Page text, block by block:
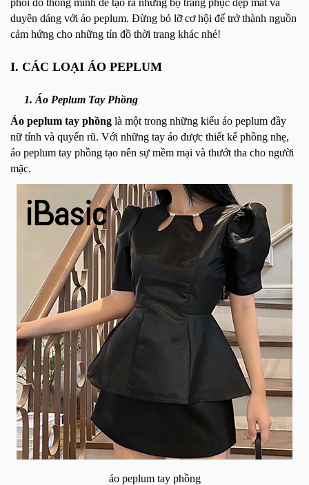
phối đồ thông minh để tạo ra những bộ trang phục đẹp mắt và
duyên dáng với áo peplum. Đừng bỏ lỡ cơ hội để trở thành nguồn
cảm hứng cho những tín đồ thời trang khác nhé!
I. CÁC LOẠI ÁO PEPLUM
1. Áo Peplum Tay Phồng
Áo peplum tay phồng là một trong những kiểu áo peplum đầy
nữ tính và quyến rũ. Với những tay áo được thiết kế phồng nhẹ,
áo peplum tay phồng tạo nên sự mềm mại và thướt tha cho người
mặc.
áo peplum tay phồng